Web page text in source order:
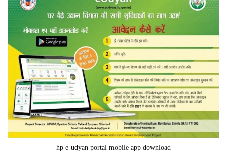
hp e-udyan portal mobile app download